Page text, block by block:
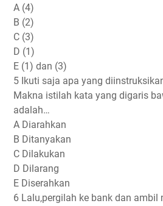
A (4)
B (2)
C (3)
D (1)
E (1) dan (3)
5 Ikuti saja apa yang
Makna istilah kata yang digaris
adalah…
A Diarahkan
B Ditanyakan
C Dilakukan
D Dilarang
E Diserahkan
6 Lalu,pergilah ke bank dan ambil